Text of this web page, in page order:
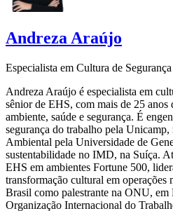
Andreza Araújo
Especialista em Cultura de
Andreza Araújo é especialista em
sênior de EHS, com mais de 25 anos
ambiente, saúde e segurança. É
segurança do trabalho pela
Ambiental pela Universidade de
sustentabilidade no IMD, na Suíça.
EHS em ambientes Fortune 500,
transformação cultural em operações
Brasil como palestrante na ONU, em
Organização Internacional do